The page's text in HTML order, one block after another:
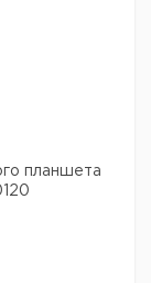
планшета